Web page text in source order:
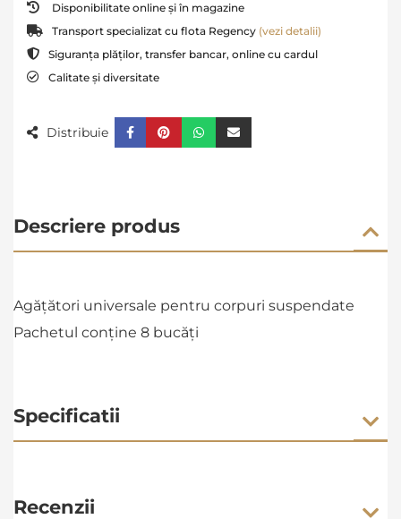
Disponibilitate online și în magazine
Transport specializat cu flota Regency (vezi detalii)
Siguranța plăților, transfer bancar, online cu cardul
Calitate și diversitate
Distribuie
Descriere produs
Agățători universale pentru corpuri suspendate
Pachetul conține 8 bucăți
Specificatii
Recenzii